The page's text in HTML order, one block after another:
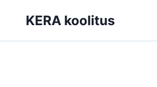
KERA koolitus